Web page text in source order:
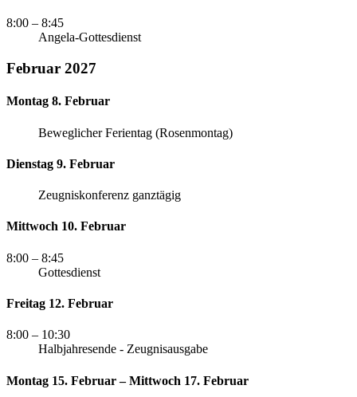
8:00 – 8:45
Angela-Gottesdienst
Februar 2027
Montag 8. Februar
Beweglicher Ferientag (Rosenmontag)
Dienstag 9. Februar
Zeugniskonferenz ganztägig
Mittwoch 10. Februar
8:00 – 8:45
Gottesdienst
Freitag 12. Februar
8:00 – 10:30
Halbjahresende - Zeugnisausgabe
Montag 15. Februar – Mittwoch 17. Februar